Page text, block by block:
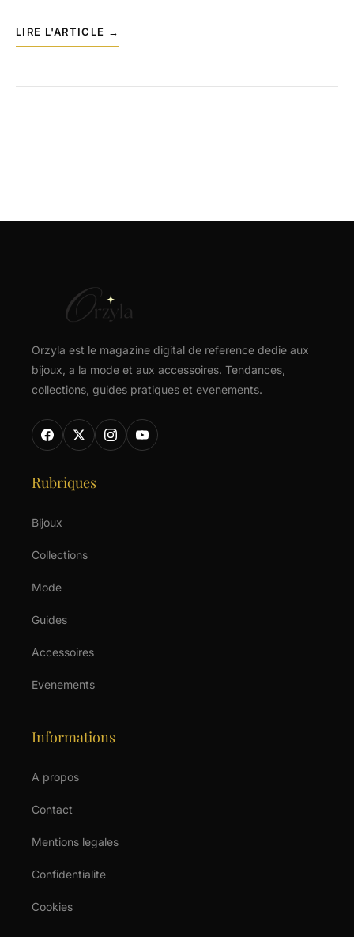
LIRE L'ARTICLE →
Orzyla est le magazine digital de reference dedie aux
bijoux, a la mode et aux accessoires. Tendances,
collections, guides pratiques et evenements.
Rubriques
Bijoux
Collections
Mode
Guides
Accessoires
Evenements
Informations
A propos
Contact
Mentions legales
Confidentialite
Cookies